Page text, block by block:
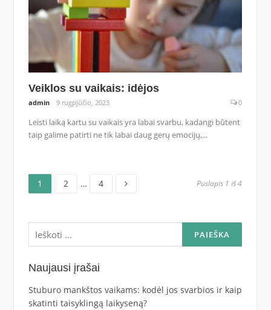
Veiklos su vaikais: idėjos
admin 9 rugpjūčio, 2023 0
Leisti laiką kartu su vaikais yra labai svarbu, kadangi būtent
taip galime patirti ne tik labai daug gerų emocijų,...
Navigacija
įrašų
Puslapis
1 2 … 4 Puslapis 1 iš 4
Ieškoti:
Naujausi įrašai
Stuburo mankštos vaikams: kodėl jos svarbios ir kaip
skatinti taisyklingą laikyseną?